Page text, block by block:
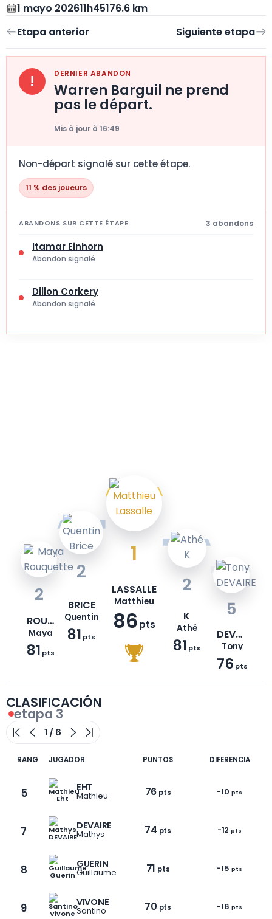
1 mayo 202611h45176.6 km
! DERNIER ABANDON
Warren Barguil ne prend
pas le départ.
Mis à jour à 16:49
Non-départ signalé sur cette étape.
11 % des joueurs
ABANDONS SUR CETTE ÉTAPE 3 abandons
Itamar Einhorn
Abandon signalé
Dillon Corkery
Abandon signalé
1
LASSALLE
Matthieu
86pts
2
BRICE
Quentin
81 pts
2
K
Athé
81 pts
2
ROUQUETTE
Maya
81 pts
5
DEVAIRE
Tony
76 pts
CLASIFICACIÓN
etapa 3
RANG JUGADOR PUNTOS DIFERENCIA
5 EHT
Mathieu 76 pts -10 pts
7 DEVAIRE
Mathys 74 pts -12 pts
8 GUERIN
Guillaume 71 pts -15 pts
9 VIVONE
Santino 70 pts -16 pts